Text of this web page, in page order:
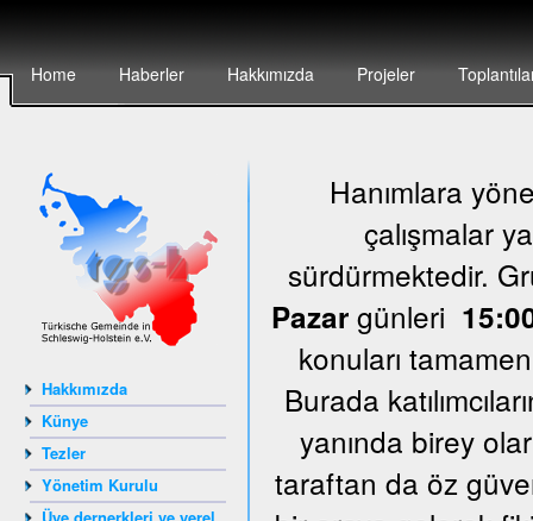
Home Haberler Hakkımızda Projeler
Hakkımızda
Künye
Tezler
Yönetim Kurulu
Hanımlara
çalışmalar
sürdürmektedir.
Pazar günleri
konuları
Burada
yanında birey
taraftan da öz